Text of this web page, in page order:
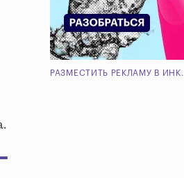
РАЗМЕСТИТЬ РЕКЛАМУ В ИНК.